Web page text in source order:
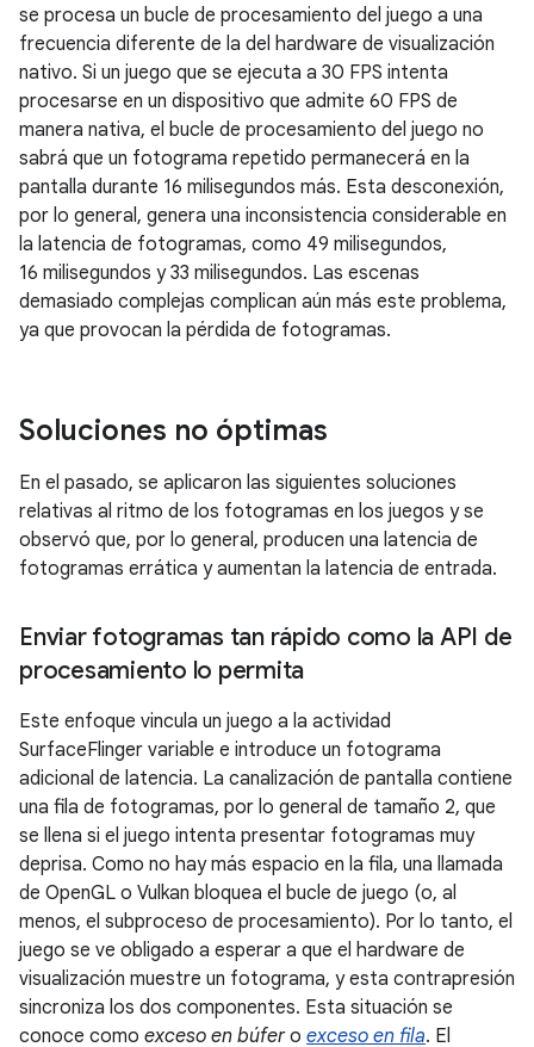
se procesa un bucle de procesamiento del juego a una
frecuencia diferente de la del hardware de visualización
nativo. Si un juego que se ejecuta a 30 FPS intenta
procesarse en un dispositivo que admite 60 FPS de
manera nativa, el bucle de procesamiento del juego no
sabrá que un fotograma repetido permanecerá en la
pantalla durante 16 milisegundos más. Esta desconexión,
por lo general, genera una inconsistencia considerable en
la latencia de fotogramas, como 49 milisegundos,
16 milisegundos y 33 milisegundos. Las escenas
demasiado complejas complican aún más este problema,
ya que provocan la pérdida de fotogramas.
Soluciones no óptimas
En el pasado, se aplicaron las siguientes soluciones
relativas al ritmo de los fotogramas en los juegos y se
observó que, por lo general, producen una latencia de
fotogramas errática y aumentan la latencia de entrada.
Enviar fotogramas tan rápido como la API de
procesamiento lo permita
Este enfoque vincula un juego a la actividad
SurfaceFlinger variable e introduce un fotograma
adicional de latencia. La canalización de pantalla contiene
una fila de fotogramas, por lo general de tamaño 2, que
se llena si el juego intenta presentar fotogramas muy
deprisa. Como no hay más espacio en la fila, una llamada
de OpenGL o Vulkan bloquea el bucle de juego (o, al
menos, el subproceso de procesamiento). Por lo tanto, el
juego se ve obligado a esperar a que el hardware de
visualización muestre un fotograma, y esta contrapresión
sincroniza los dos componentes. Esta situación se
conoce como exceso en búfero exceso en fila. El